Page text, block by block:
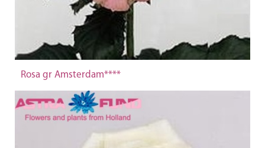
Rosa gr Amsterdam****